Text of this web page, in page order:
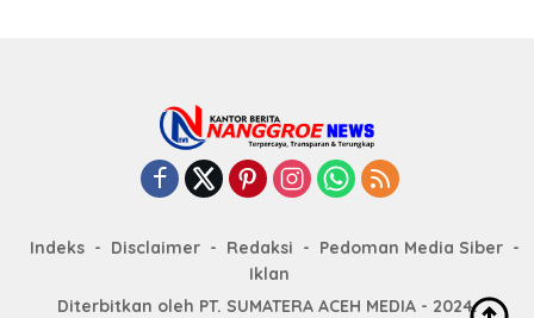
Indeks Disclaimer Redaksi
Pedoman Media Siber
Iklan
Diterbitkan oleh PT. SUMATERA ACEH MEDIA - 2024.